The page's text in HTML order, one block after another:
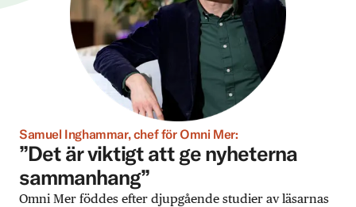
Samuel Inghammar, chef för Omni Mer:
”Det är viktigt att ge nyheterna
sammanhang”
Omni Mer föddes efter djupgående studier av läsarnas